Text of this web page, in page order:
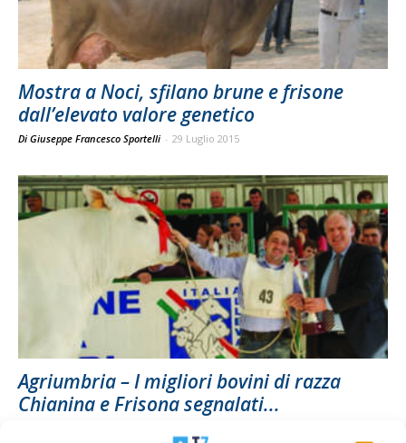
Mostra a Noci, sfilano brune e frisone
dall’elevato valore genetico
Di Giuseppe Francesco Sportelli - 29 Luglio 2015
Agriumbria – I migliori bovini di razza
Chianina e Frisona segnalati...